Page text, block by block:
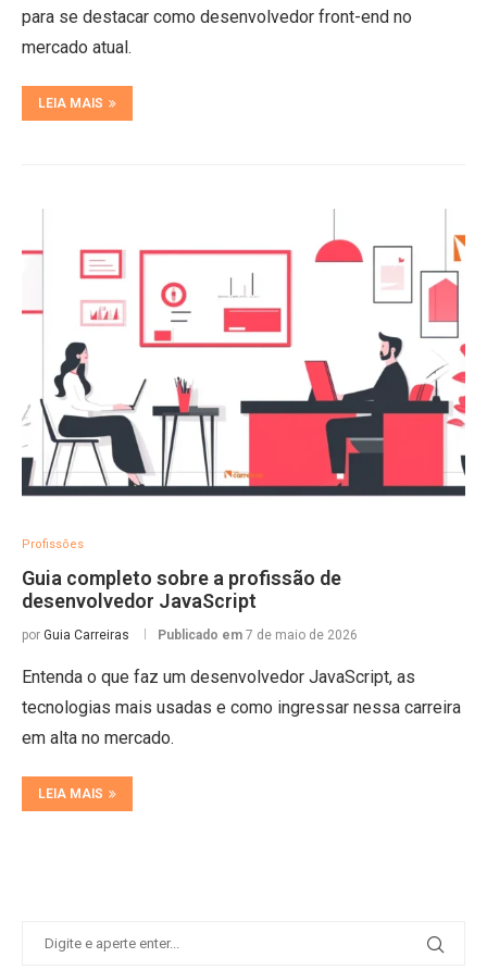
para se destacar como desenvolvedor front-end no
mercado atual.
LEIA MAIS
Profissões
Guia completo sobre a profissão de
desenvolvedor JavaScript
por Guia Carreiras Publicado em 7 de maio de 2026
Entenda o que faz um desenvolvedor JavaScript, as
tecnologias mais usadas e como ingressar nessa carreira
em alta no mercado.
LEIA MAIS